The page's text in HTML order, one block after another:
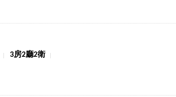
3房2廳2衛